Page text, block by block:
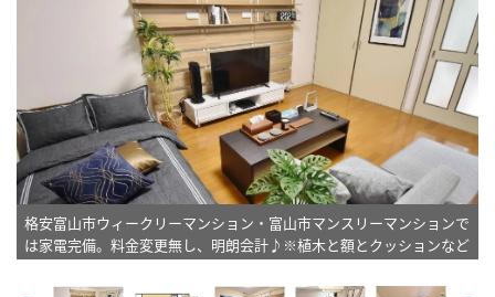
格安富山市ウィークリーマンション・富山市マンスリーマンションで
は家電完備。料金変更無し、明朗会計♪※植木と額とクッションなど
は写真用です。